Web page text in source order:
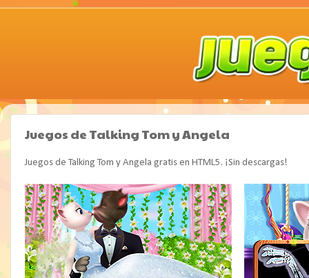
Juegos de Talking Tom y Angela
Juegos de Talking Tom y Angela gratis en HTML5. ¡Sin descargas!